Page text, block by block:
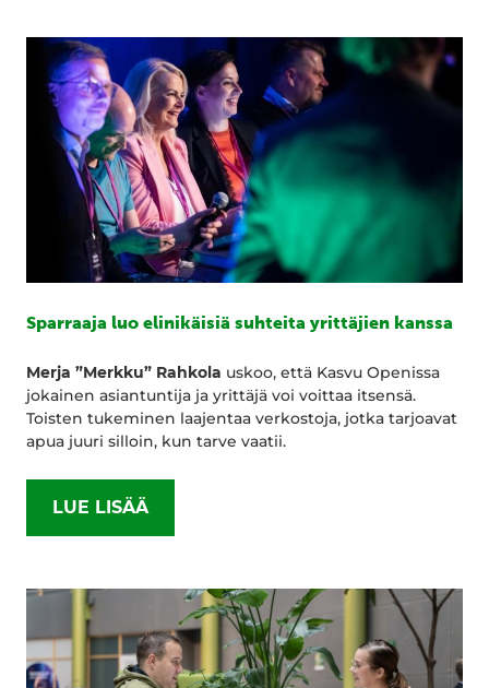
Sparraaja luo elinikäisiä suhteita yrittäjien kanssa
Merja ”Merkku” Rahkola uskoo, että Kasvu Openissa
jokainen asiantuntija ja yrittäjä voi voittaa itsensä.
Toisten tukeminen laajentaa verkostoja, jotka tarjoavat
apua juuri silloin, kun tarve vaatii.
LUE LISÄÄ